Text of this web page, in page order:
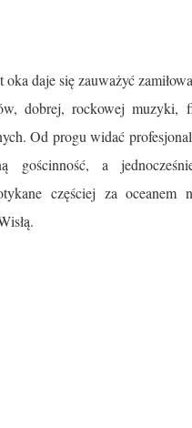
daje się zauważyć
dobrej, rockowej muzyki,
Od progu widać
gościnność, a
częściej za